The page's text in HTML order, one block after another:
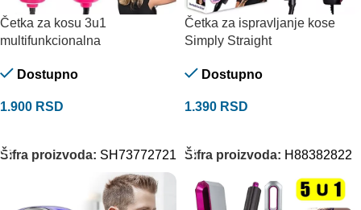
Četka za kosu 3u1
multifunkcionalna
Dostupno
1.900 RSD
Šifra proizvoda: SH73772721
Četka za ispravljanje kose
Simply Straight
Dostupno
1.390 RSD
Šifra proizvoda: H88382822